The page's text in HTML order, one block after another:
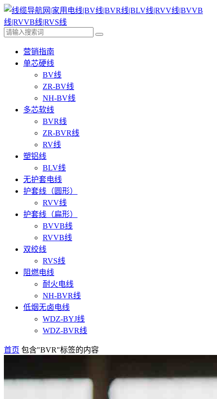
营销指南
单芯硬线
BV线
ZR-BV线
NH-BV线
多芯软线
BVR线
ZR-BVR线
RV线
塑铝线
BLV线
无护套电线
护套线（圆形）
RVV线
护套线（扁形）
BVVB线
RVVB线
双绞线
RVS线
阻燃电线
耐火电线
NH-BVR线
低烟无卤电线
WDZ-BYJ线
WDZ-BVR线
首页 包含"BVR"标签的内容